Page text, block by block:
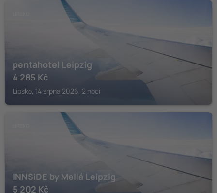
pentahotel Leipzig
4 285 Kč
Lipsko, 14 srpna 2026, 2 noci
INNSiDE by Meliá Leipzig
5 202 Kč